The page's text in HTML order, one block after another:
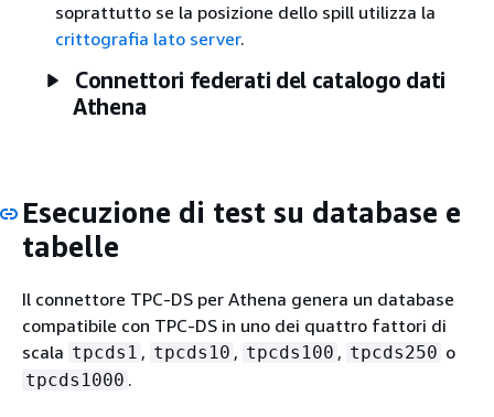
soprattutto se la posizione dello spill utilizza la
crittografia lato server.
Connettori federati del catalogo dati
Athena
Esecuzione di test su database e
tabelle
Il connettore TPC-DS per Athena genera un database
compatibile con TPC-DS in uno dei quattro fattori di
scala tpcds1 , tpcds10 , tpcds100 , tpcds250 o
tpcds1000 .